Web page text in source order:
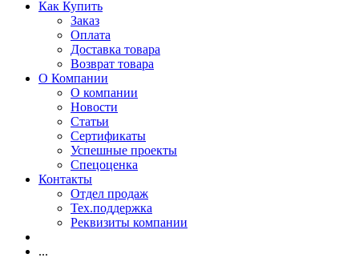
Как Купить
Заказ
Оплата
Доставка товара
Возврат товара
О Компании
О компании
Новости
Статьи
Сертификаты
Успешные проекты
Спецоценка
Контакты
Отдел продаж
Тех.поддержка
Реквизиты компании
...